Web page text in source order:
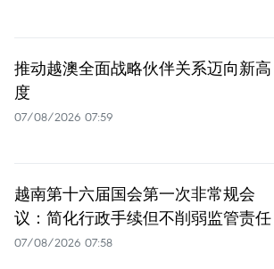
推动越澳全面战略伙伴关系迈向新高
度
07/08/2026 07:59
越南第十六届国会第一次非常规会
议：简化行政手续但不削弱监管责任
07/08/2026 07:58